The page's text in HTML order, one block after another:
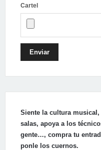
Cartel
Enviar
Siente la cultura musical,
salas, apoya a los
gente…, compra tu
ponle los cuernos.